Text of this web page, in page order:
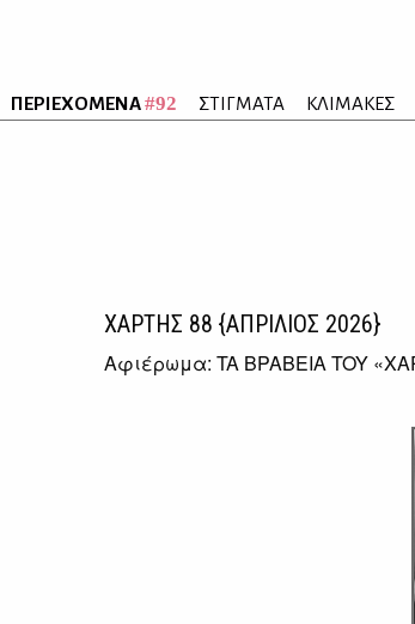
ΠΕΡΙΕΧΟΜΕΝΑ#92 ΣΤΙΓΜΑΤΑ ΚΛΙΜΑΚΕΣ
ΧΑΡΤΗΣ 88 {ΑΠΡΙΛΙΟΣ 2026}
Αφιέρωμα: TA BPABEIA TOY